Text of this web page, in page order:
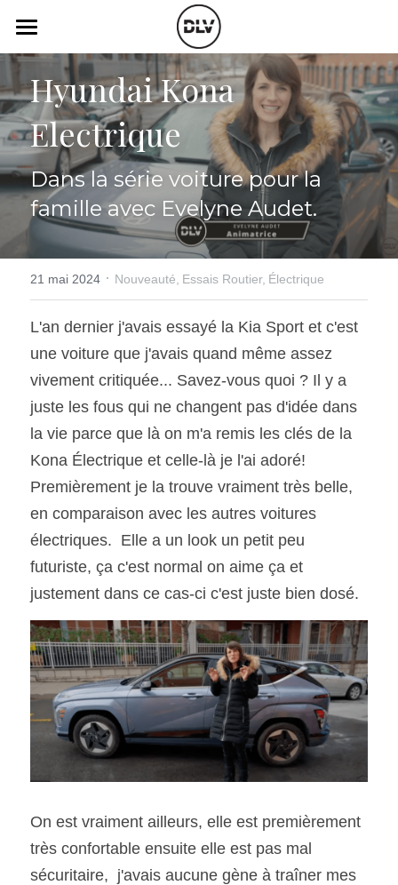
Catégories
Actualité Auto
Électrique
Histoire de chars
Art Automobile
Opinion
Vidéo
Podcast
Radio FM
Télé RDS
Rechercher
SOUMISSION RAPIDE
ASSURANCE
Hyundai Kona
Electrique
Dans la série voiture pour la
famille avec Evelyne Audet.
21 mai 2024 · Nouveauté, Essais Routier, Électrique
L'an dernier j'avais essayé la Kia Sport et c'est
une voiture que j'avais quand même assez
vivement critiquée... Savez-vous quoi ? Il y a
juste les fous qui ne changent pas d'idée dans
la vie parce que là on m'a remis les clés de la
Kona Électrique et celle-là je l'ai adoré!
Premièrement je la trouve vraiment très belle,
en comparaison avec les autres voitures
électriques.  Elle a un look un petit peu
futuriste, ça c'est normal on aime ça et
justement dans ce cas-ci c'est juste bien dosé.
On est vraiment ailleurs, elle est premièrement
très confortable ensuite elle est pas mal
sécuritaire,  j'avais aucune gène à traîner mes
LES CATÉGORIES DE LA BOUTIQUE
Toutes les catégories